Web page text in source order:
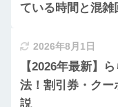
ている時間と混
2026年8月1日
【2026年最新】
法！割引券・ク
説